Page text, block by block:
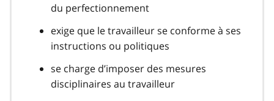
du perfectionnement
exige que le travailleur se conforme à ses
instructions ou politiques
se charge d’imposer des mesures
disciplinaires au travailleur